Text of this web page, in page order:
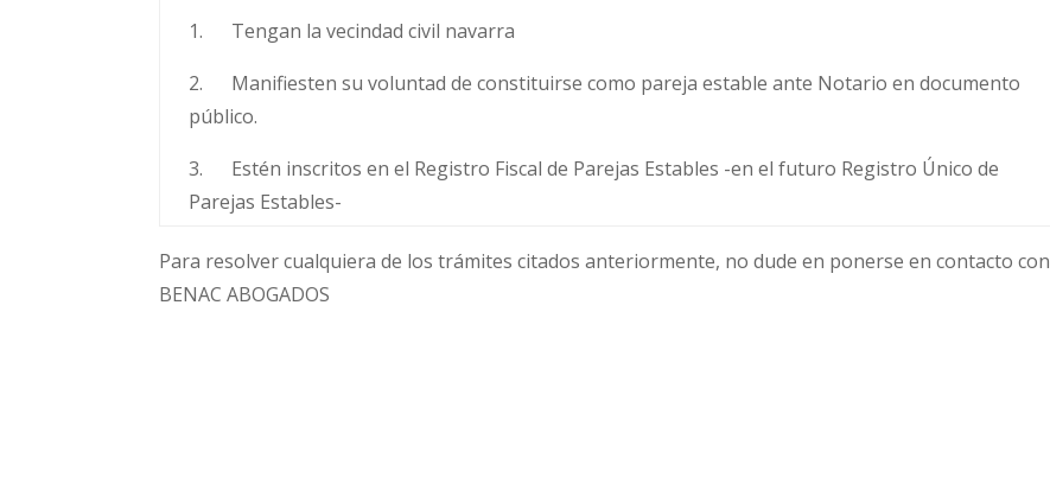
1. Tengan la vecindad civil navarra
2. Manifiesten su voluntad de constituirse como pareja estable ante Notario en documento
público.
3. Estén inscritos en el Registro Fiscal de Parejas Estables -en el futuro Registro Único de
Parejas Estables-
Para resolver cualquiera de los trámites citados anteriormente, no dude en ponerse en contacto con
BENAC ABOGADOS